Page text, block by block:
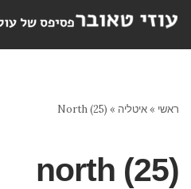
ראשי »איטליה »
North (25)
north (25)